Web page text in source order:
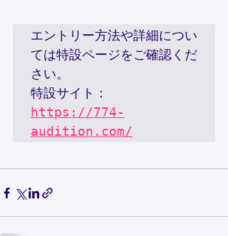
エントリー方法や詳細につい
ては特設ページをご確認くだ
さい。
特設サイト：
https://774-
audition.com/